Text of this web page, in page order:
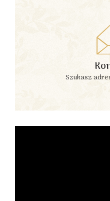
Szukasz